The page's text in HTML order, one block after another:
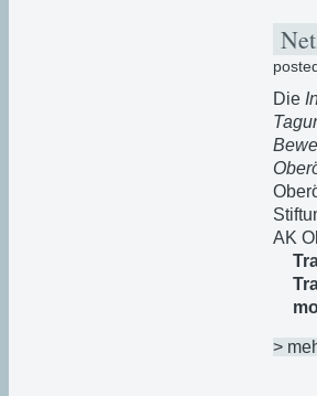
Die
AK
>